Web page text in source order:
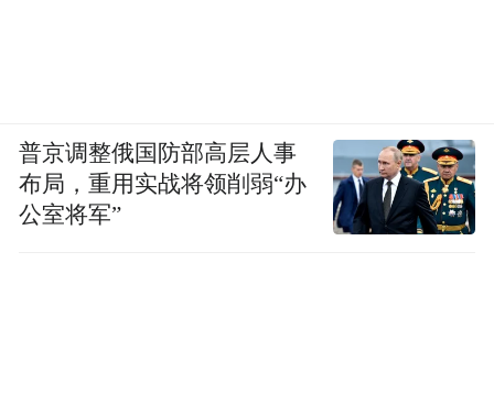
普京调整俄国防部高层人事
布局，重用实战将领削弱“办
公室将军”